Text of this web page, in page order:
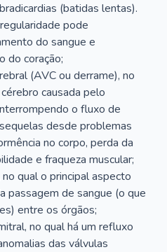
(batidas lentas).
pode
do sangue e
do coração;
(AVC ou derrame), no
causada pelo
o fluxo de
desde problemas
no corpo, perda da
e fraqueza muscular;
qual o principal aspecto
passagem de sangue (o que
entre os órgãos;
no qual há um refluxo
das válvulas